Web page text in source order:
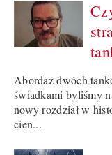
Abordaż dwóch
świadkami byliśmy
nowy rozdział w
cien...